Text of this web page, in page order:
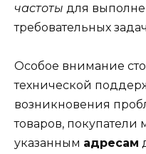
частоты для
требовательных
Особое внимание
технической
возникновения
товаров, покупатели
указанным адресам